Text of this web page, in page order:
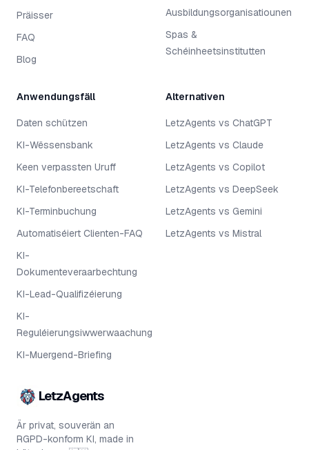
Präisser
FAQ
Blog
Ausbildungsorganisatiounen
Spas &
Schéinheetsinstitutten
Anwendungsfäll
Daten schützen
KI-Wëssensbank
Keen verpassten Uruff
KI-Telefonbereetschaft
KI-Terminbuchung
Automatiséiert Clienten-FAQ
KI-
Dokumenteveraarbechtung
KI-Lead-Qualifizéierung
KI-
Reguléierungsiwwerwaachung
KI-Muergend-Briefing
Alternativen
LetzAgents vs ChatGPT
LetzAgents vs Claude
LetzAgents vs Copilot
LetzAgents vs DeepSeek
LetzAgents vs Gemini
LetzAgents vs Mistral
LetzAgents
Är privat, souverän an
RGPD-konform KI, made in